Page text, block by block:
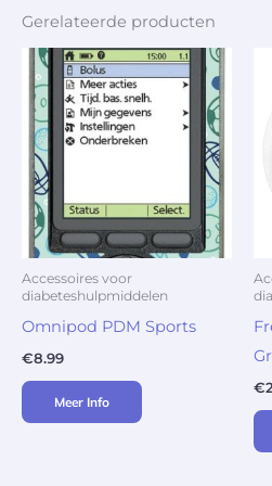
Gerelateerde producten
Accessoires voor
diabeteshulpmiddelen
Omnipod PDM Sports
€8.99
Meer Info
€